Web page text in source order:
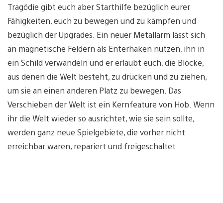
Tragödie gibt euch aber Starthilfe bezüglich eurer
Fähigkeiten, euch zu bewegen und zu kämpfen und
bezüglich der Upgrades. Ein neuer Metallarm lässt sich
an magnetische Feldern als Enterhaken nutzen, ihn in
ein Schild verwandeln und er erlaubt euch, die Blöcke,
aus denen die Welt besteht, zu drücken und zu ziehen,
um sie an einen anderen Platz zu bewegen. Das
Verschieben der Welt ist ein Kernfeature von Hob. Wenn
ihr die Welt wieder so ausrichtet, wie sie sein sollte,
werden ganz neue Spielgebiete, die vorher nicht
erreichbar waren, repariert und freigeschaltet.